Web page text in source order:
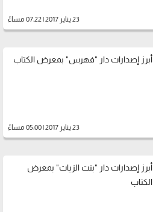
23 يناير 2017 | 07:22 مساءً
أبرز إصدارات دار "فهرس" بمعرض الكتاب
23 يناير 2017 | 05:00 مساءً
أبرز إصدارات دار "بنت الزيات" بمعرض
الكتاب